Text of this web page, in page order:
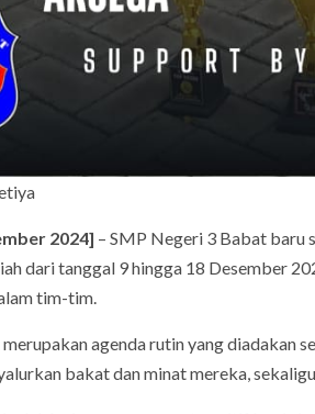
2024] – SMP Negeri 3 Babat baru
dari tanggal 9 hingga 18 Desember
tim-tim.
agenda rutin yang diadakan
bakat dan minat mereka,